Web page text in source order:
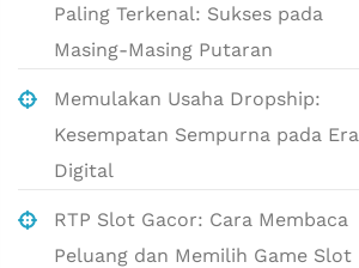
Paling Terkenal: Sukses pada
Masing-Masing Putaran
Memulakan Usaha Dropship:
Kesempatan Sempurna pada Era
Digital
RTP Slot Gacor: Cara Membaca
Peluang dan Memilih Game Slot